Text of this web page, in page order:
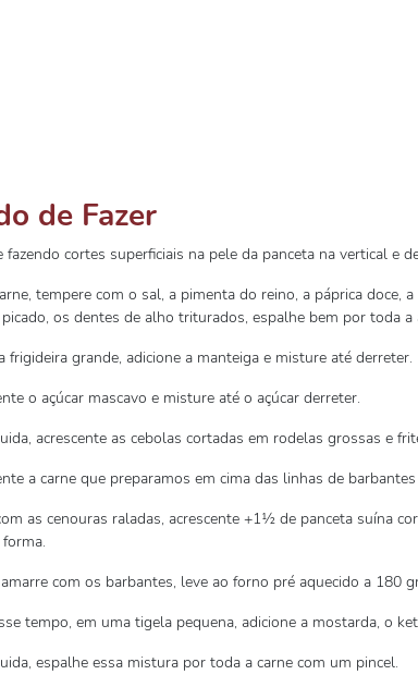
de Fazer
fazendo cortes superficiais na pele da panceta na vertical e
tempere com o sal, a pimenta do reino, a páprica doce,
os dentes de alho triturados, espalhe bem por toda a
frigideira grande, adicione a manteiga e misture até derreter.
o açúcar mascavo e misture até o açúcar derreter.
acrescente as cebolas cortadas em rodelas grossas e
a carne que preparamos em cima das linhas de
as cenouras raladas, acrescente +1½ de panceta suína
com os barbantes, leve ao forno pré aquecido a 180
tempo, em uma tigela pequena, adicione a mostarda, o
espalhe essa mistura por toda a carne com um pincel.